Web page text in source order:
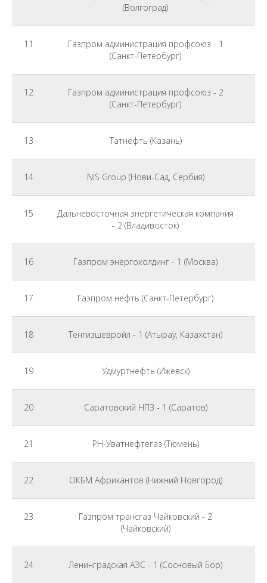
(Волгоград)
11
Газпром администрация профсоюз - 1
(Санкт-Петербург)
12
Газпром администрация профсоюз - 2
(Санкт-Петербург)
13 Татнефть (Казань)
14 NIS Group (Нови-Сад, Сербия)
15
Дальневосточная энергетическая компания
- 2 (Владивосток)
16 Газпром энергохолдинг - 1 (Москва)
17 Газпром нефть (Санкт-Петербург)
18 Тенгизшевройл - 1 (Атырау, Казахстан)
19 Удмуртнефть (Ижевск)
20 Саратовский НПЗ - 1 (Саратов)
21 РН-Уватнефтегаз (Тюмень)
22 ОКБМ Африкантов (Нижний Новгород)
23
Газпром трансгаз Чайковский - 2
(Чайковский)
24 Ленинградская АЭС - 1 (Сосновый Бор)